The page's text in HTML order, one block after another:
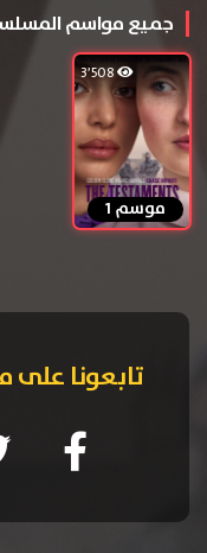
جميع مواسم
موسم 1
تابعونا على